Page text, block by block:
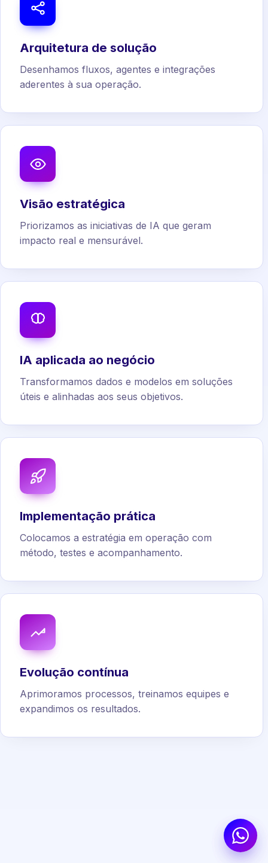
Arquitetura de solução
Desenhamos fluxos, agentes e integrações
aderentes à sua operação.
Visão estratégica
Priorizamos as iniciativas de IA que geram
impacto real e mensurável.
IA aplicada ao negócio
Transformamos dados e modelos em soluções
úteis e alinhadas aos seus objetivos.
Implementação prática
Colocamos a estratégia em operação com
método, testes e acompanhamento.
Evolução contínua
Aprimoramos processos, treinamos equipes e
expandimos os resultados.